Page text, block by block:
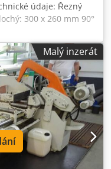
údaje: Řezný
300 x 260 mm 90°
200 mm Dcodex Irx
+45° čtvercový: 200 x
plochý: 160 x 120 mm
200 mm -45°
200 x 200 mm
příkon: 2,0 kW
1,5 kW Řezná
řízení: 20–110
x 27 x 0,9 mm
mm Šířka cca: 1830
mm Výška, horní
Malý inzerát